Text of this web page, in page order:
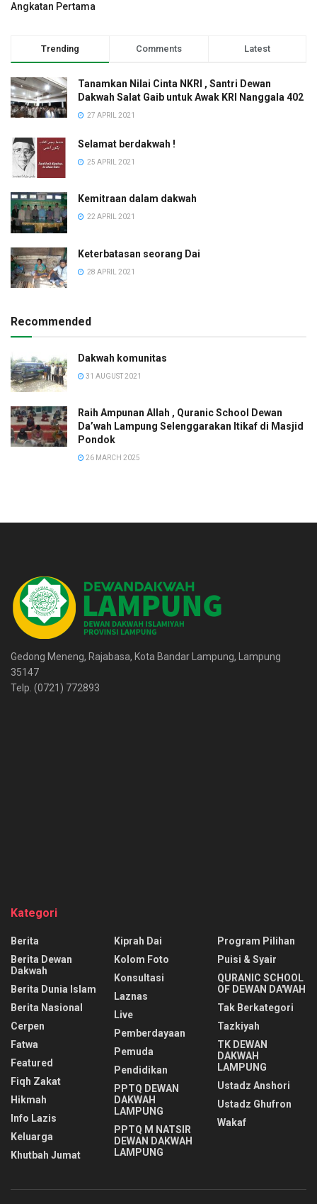
Angkatan Pertama
Trending Comments Latest
Tanamkan Nilai Cinta NKRI , Santri Dewan
Dakwah Salat Gaib untuk Awak KRI Nanggala 402
27 APRIL 2021
Selamat berdakwah !
25 APRIL 2021
Kemitraan dalam dakwah
22 APRIL 2021
Keterbatasan seorang Dai
28 APRIL 2021
Recommended
Dakwah komunitas
31 AUGUST 2021
Raih Ampunan Allah , Quranic School Dewan
Da’wah Lampung Selenggarakan Itikaf di Masjid
Pondok
26 MARCH 2025
Gedong Meneng, Rajabasa, Kota Bandar Lampung, Lampung
35147
Telp. (0721) 772893
Kategori
Berita
Berita Dewan
Dakwah
Berita Dunia Islam
Berita Nasional
Cerpen
Fatwa
Featured
Fiqh Zakat
Hikmah
Info Lazis
Keluarga
Khutbah Jumat
Kiprah Dai
Kolom Foto
Konsultasi
Laznas
Live
Pemberdayaan
Pemuda
Pendidikan
PPTQ DEWAN
DAKWAH
LAMPUNG
PPTQ M NATSIR
DEWAN DAKWAH
LAMPUNG
Program Pilihan
Puisi & Syair
QURANIC SCHOOL
OF DEWAN DA'WAH
Tak Berkategori
Tazkiyah
TK DEWAN
DAKWAH
LAMPUNG
Ustadz Anshori
Ustadz Ghufron
Wakaf